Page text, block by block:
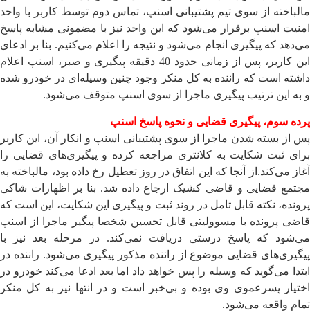
مالباخته از سوی تیم پشتیبانی اسنپ، تماس دوم توسط کاربر با واحد
امنیت اسنپ برقرار می‌شود که این واحد نیز با مضمونی مشابه پاسخ
می‌دهد که پیگیری انجام می‌شود و نتیجه را اعلام می‌کنیم. بنا بر ادعای
این کاربر، پس از زمانی حدود 40 دقیقه پیگیری و صبر، اسنپ اعلام
داشته است که راننده به کل منکر وجود چنین وسیله‌ای در خودرو شده
و به این ترتیب پیگیری ماجرا از سوی اسنپ متوقف می‌شود.
پرده سوم، پیگیری قضایی و نحوه پاسخ اسنپ
پس از بسته شدن ماجرا از سوی پشتیبانی اسنپ و انکار آن، این کاربر
برای ثبت شکایت به کلانتری مراجعه کرده و پیگیری‌های قضایی را
آغاز می‌کند.از آنجا که این اتفاق در روز تعطیل رخ داده بود، مالباخته به
مجتمع قضایی و قاضی کشیک ارجاع داده شد. بنا بر اظهارات شاکی
پرونده، نکته قابل تامل در روند ثبت و پیگیری این شکایت، این است که
قاضی پرونده با مسوولیتی قابل تحسین شخصا پیگیر ماجرا از اسنپ
می‌شود که پاسخ درستی دریافت نمی‌کند. در مرحله بعد نیز با
پیگیری‌های قضایی موضوع از راننده مذکور پیگیری می‌شود. راننده در
ابتدا می‌گوید که وسیله را پس خواهد داد اما بعد ادعا می‌کند خودرو در
اختیار پسرعموی وی بوده و بی‌خبر است و در انتها نیز به کل منکر
تمام واقعه می‌شود.